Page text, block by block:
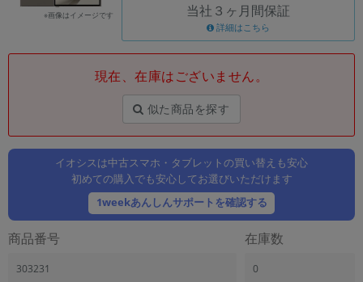
※画像はイメージです 当社３ヶ月間保証
詳細はこちら
現在、在庫はございません。
似た商品を探す
イオシスは中古スマホ・タブレットの買い替えも安心
初めての購入でも安心してお選びいただけます
1weekあんしんサポートを確認する
商品番号
303231
在庫数
0
人気の検索ワード： Let's note
「スマートフォン」「タブレット」など
メーカー
製造、販売メーカーの絞り込み
機能・特徴
商品の搭載機能による絞り込み